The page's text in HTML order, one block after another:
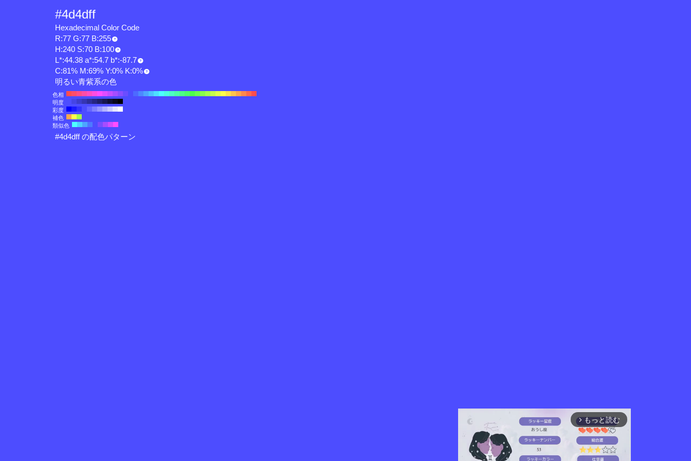
#4d4dff
Hexadecimal Color Code
R:77 G:77 B:255
H:240 S:70 B:100
L*:44.38 a*:54.7 b*:-87.7
C:81% M:69% Y:0% K:0%
明るい青紫系の色
色相
明度
彩度
補色
類似色
#4d4dff の配色パターン
arrow_forward_ios もっと読む